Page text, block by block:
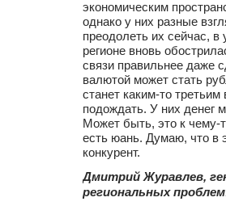
экономическим
однако у них разные
преодолеть их сейчас, в
регионе вновь
связи правильнее даже
валютой может стать
станет каким-то
подождать. У них денег
Может быть, это к чему-
есть юань. Думаю, что в
конкурент.
Дмитрий Журавлев,
региональных